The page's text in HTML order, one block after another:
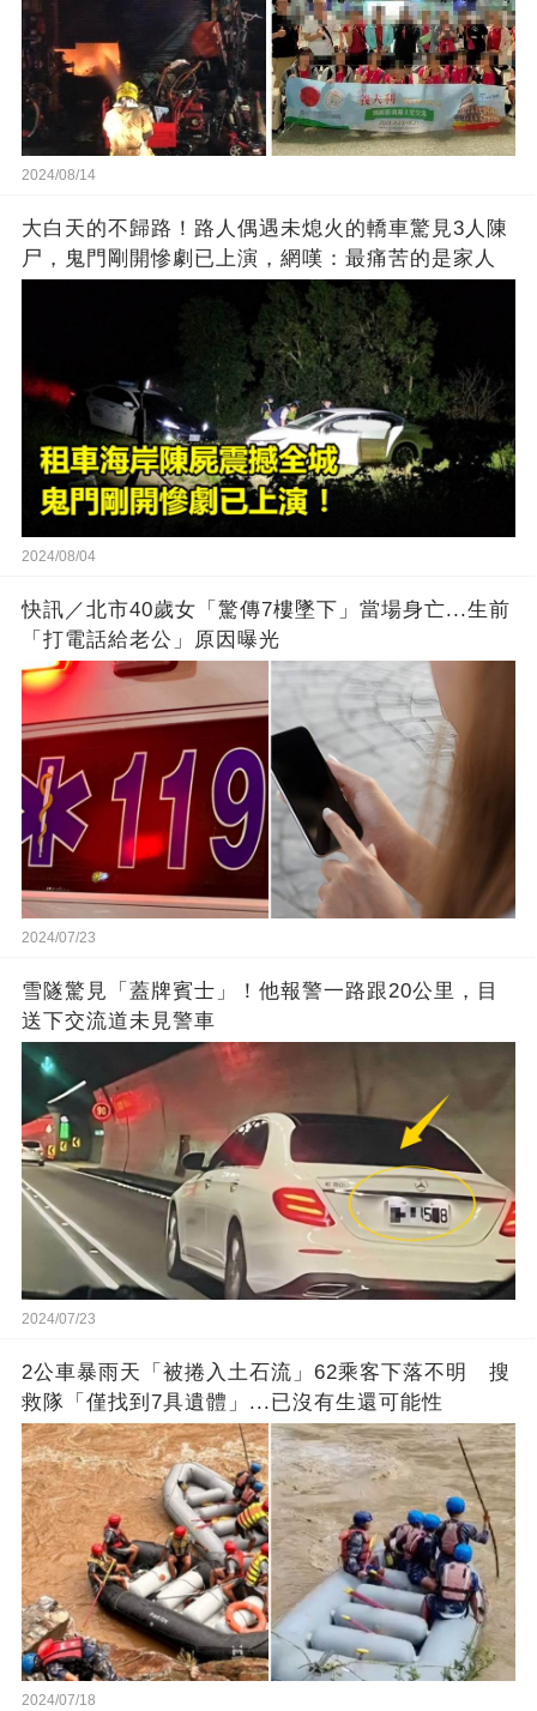
2024/08/14
大白天的不歸路！路人偶遇未熄火的轎車驚見3人陳
尸，鬼門剛開慘劇已上演，網嘆：最痛苦的是家人
2024/08/04
快訊／北市40歲女「驚傳7樓墜下」當場身亡...生前
「打電話給老公」原因曝光
2024/07/23
雪隧驚見「蓋牌賓士」！他報警一路跟20公里，目
送下交流道未見警車
2024/07/23
2公車暴雨天「被捲入土石流」62乘客下落不明 搜
救隊「僅找到7具遺體」...已沒有生還可能性
2024/07/18